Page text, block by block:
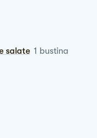
salate 1 bustina